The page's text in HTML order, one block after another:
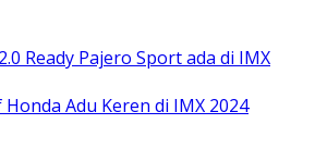
Ready Pajero Sport ada di IMX
Adu Keren di IMX 2024